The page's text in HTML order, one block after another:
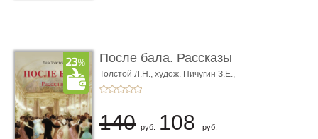
После бала. Рассказы
Толстой Л.Н., худож. Пичугин З.Е.,
худож. Лебедев А.И.,
140 руб. 108 руб.